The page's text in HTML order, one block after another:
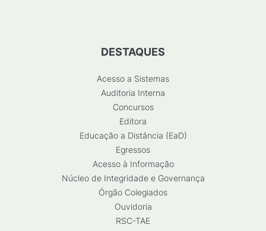
DESTAQUES
Acesso a Sistemas
Auditoria Interna
Concursos
Editora
Educação a Distância (EaD)
Egressos
Acesso à Informação
Núcleo de Integridade e Governança
Órgão Colegiados
Ouvidoria
RSC-TAE